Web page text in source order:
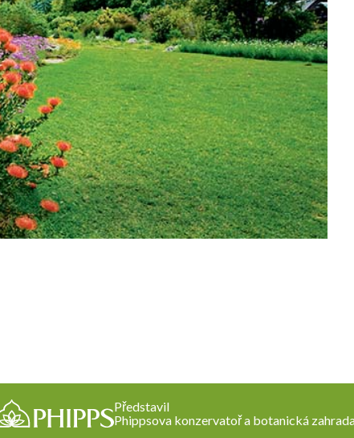
Představil
Phippsova konzervatoř a botanická